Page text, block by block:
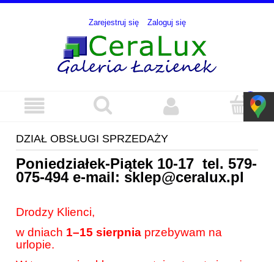
Zarejestruj się Zaloguj się
DZIAŁ OBSŁUGI SPRZEDAŻY
Poniedziałek-Piątek 10-17 tel. 579-
075-494e-mail: sklep@ceralux.pl
Drodzy Klienci,
w dniach 1–15 sierpnia przebywam na
urlopie.